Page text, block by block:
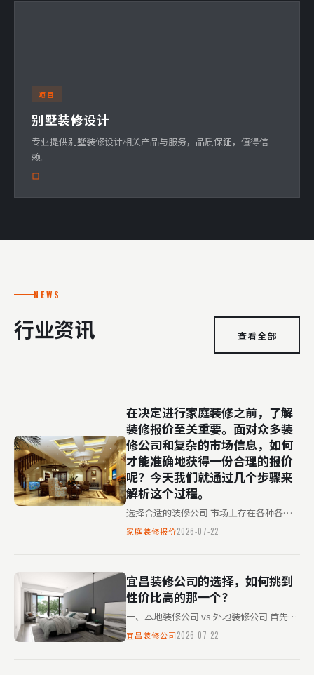
项目
别墅装修设计
专业提供别墅装修设计相关产品与服务，品质保证，值得信
赖。
NEWS
行业资讯 查看全部
在决定进行家庭装修之前，了解
装修报价至关重要。面对众多装
修公司和复杂的市场信息，如何
才能准确地获得一份合理的报价
呢？今天我们就通过几个步骤来
解析这个过程。
选择合适的装修公司 市场上存在各种各样
的装修公司，它们的服务质量和价格差异也
家庭装修报价2026-07-22
宜昌装修公司的选择，如何挑到
性价比高的那一个？
一、本地装修公司 vs 外地装修公司 首先考
虑的是本地与外地装修公司。本地公司更了
宜昌装修公司2026-07-22